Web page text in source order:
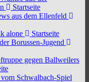
Startseite
aus dem Ellenfeld
alone
Startseite
Borussen-Jugend
gegen Ballweilers
Schwalbach-Spiel